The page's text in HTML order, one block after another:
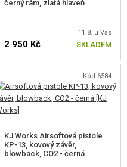
černý rám, zlatá hlaveň
11.8. u Vás
2 950 Kč SKLADEM
Kód 6584
KJ Works Airsoftová pistole
KP-13, kovový závěr,
blowback, CO2 - černá